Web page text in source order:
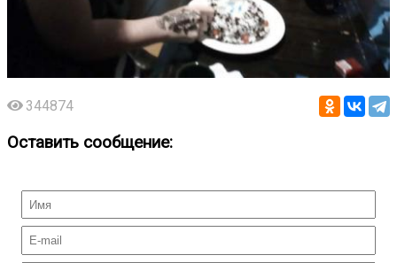
344874
Оставить сообщение: